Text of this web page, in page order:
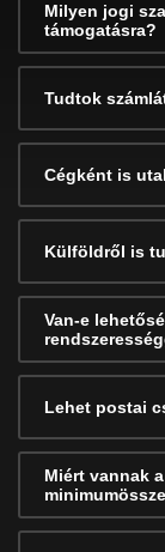
Milyen jogi
támogatásra?
Tudtok
Cégként is
Külföldről is
Van-e
Lehet postai
Miért vannak